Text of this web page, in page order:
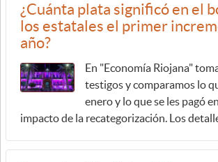
¿Cuánta plata significó en el
los estatales el primer
año?
En "Economía Riojana"
testigos y comparamos lo
enero y lo que se les pagó
impacto de la recategorización. Los